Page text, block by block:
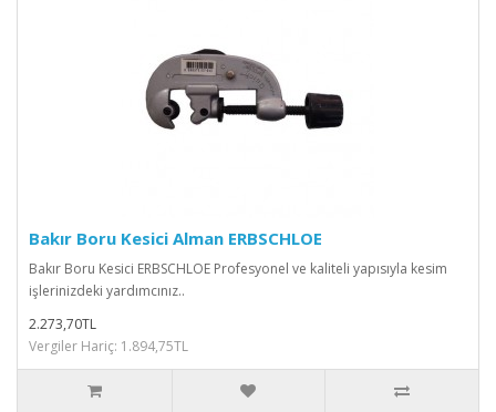
Bakır Boru Kesici Alman ERBSCHLOE
Bakır Boru Kesici ERBSCHLOE Profesyonel ve kaliteli yapısıyla kesim
işlerinizdeki yardımcınız..
2.273,70TL
Vergiler Hariç: 1.894,75TL